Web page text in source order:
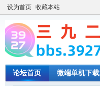
设为首页 收藏本站
论坛首页 微端单机下载